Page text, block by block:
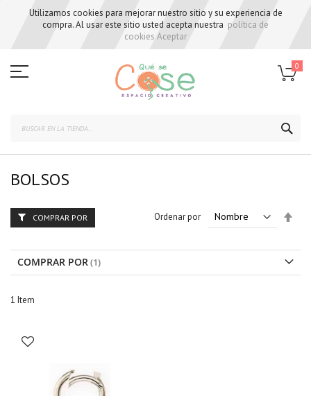
Utilizamos cookies para mejorar nuestro sitio y su experiencia de
compra. Al usar este sitio usted acepta nuestra política de
cookies Aceptar
to
Content
0
BOLSOS
1 Item
Ordenar por
COMPRAR POR
COMPRAR POR